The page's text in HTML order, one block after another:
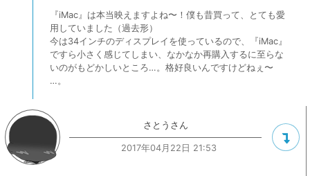
『iMac』は本当映えますよね〜！僕も昔買って、とても愛
用していました（過去形）
今は34インチのディスプレイを使っているので、『iMac』
ですら小さく感じてしまい、なかなか再購入するに至らな
いのがもどかしいところ…。格好良いんですけどねぇ〜
…。
さとうさん
2017年04月22日 21:53